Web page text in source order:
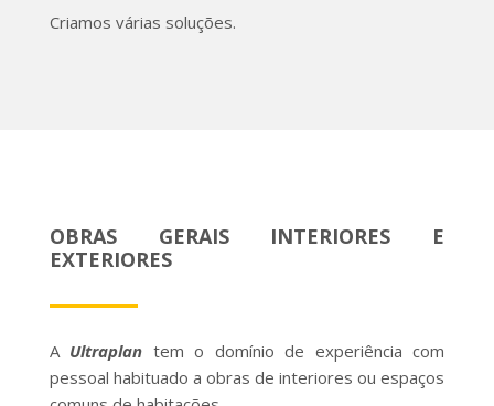
Criamos várias soluções.
OBRAS GERAIS INTERIORES E
EXTERIORES
A Ultraplan tem o domínio de experiência com
pessoal habituado a obras de interiores ou espaços